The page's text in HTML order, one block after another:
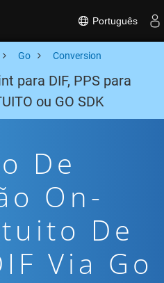
Português
Go Conversion
para DIF, PPS para
ou GO SDK
De
On-
De
Via Go